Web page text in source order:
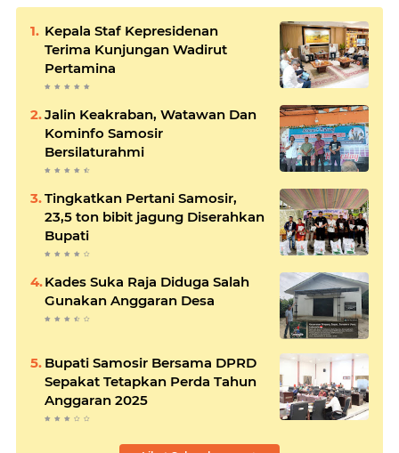
Kepala Staf Kepresidenan
Terima Kunjungan Wadirut
Pertamina
Jalin Keakraban, Watawan Dan
Kominfo Samosir
Bersilaturahmi
Tingkatkan Pertani Samosir,
23,5 ton bibit jagung Diserahkan
Bupati
Kades Suka Raja Diduga Salah
Gunakan Anggaran Desa
Bupati Samosir Bersama DPRD
Sepakat Tetapkan Perda Tahun
Anggaran 2025